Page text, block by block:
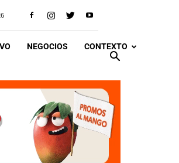
NEGOCIOS CONTEXTO